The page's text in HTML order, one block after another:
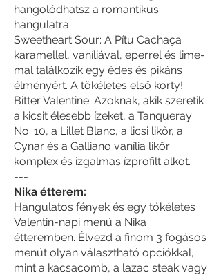
hangolódhatsz a romantikus
hangulatra:
Sweetheart Sour: A Pítu Cachaça
karamellel, vaníliával, eperrel és lime-
mal találkozik egy édes és pikáns
élményért. A tökéletes első korty!
Bitter Valentine: Azoknak, akik szeretik
a kicsit élesebb ízeket, a Tanqueray
No. 10, a Lillet Blanc, a licsi likőr, a
Cynar és a Galliano vanília likőr
komplex és izgalmas ízprofilt alkot.
---
Nika étterem:
Hangulatos fények és egy tökéletes
Valentin-napi menü a Nika
étteremben. Élvezd a finom 3 fogásos
menüt olyan választható opciókkal,
mint a kacsacomb, a lazac steak vagy